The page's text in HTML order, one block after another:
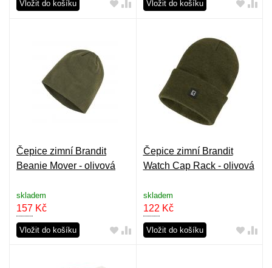
Vložit do košíku Vložit do košíku
Čepice zimní Brandit
Beanie Mover - olivová
skladem
157 Kč
Vložit do košíku
Čepice zimní Brandit
Watch Cap Rack - olivová
skladem
122 Kč
Vložit do košíku